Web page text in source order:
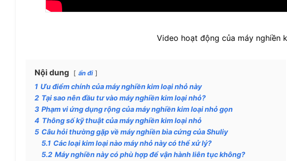
Video hoạt động của máy nghiền
Nội dung ẩn đi
1 Ưu điểm chính của máy nghiền kim loại nhỏ này
2 Tại sao nên đầu tư vào máy nghiền kim loại nhỏ?
3 Phạm vi ứng dụng rộng của máy nghiền kim loại nhỏ gọn
4 Thông số kỹ thuật của máy nghiền kim loại nhỏ
5 Câu hỏi thường gặp về máy nghiền bìa cứng của Shuliy
5.1 Các loại kim loại nào máy nhỏ này có thể xử lý?
5.2 Máy nghiền này có phù hợp để vận hành liên tục không?